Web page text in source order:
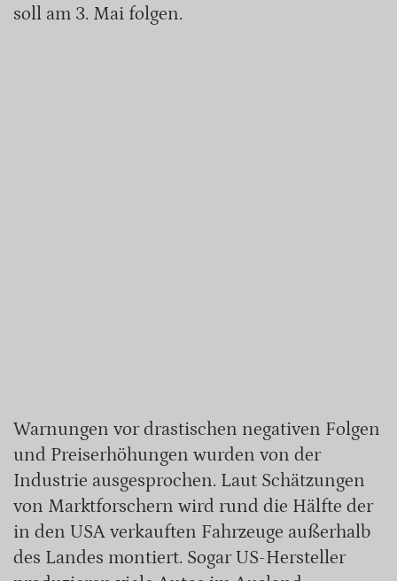
soll am 3. Mai folgen.
Warnungen vor drastischen negativen Folgen
und Preiserhöhungen wurden von der
Industrie ausgesprochen. Laut Schätzungen
von Marktforschern wird rund die Hälfte der
in den USA verkauften Fahrzeuge außerhalb
des Landes montiert. Sogar US-Hersteller